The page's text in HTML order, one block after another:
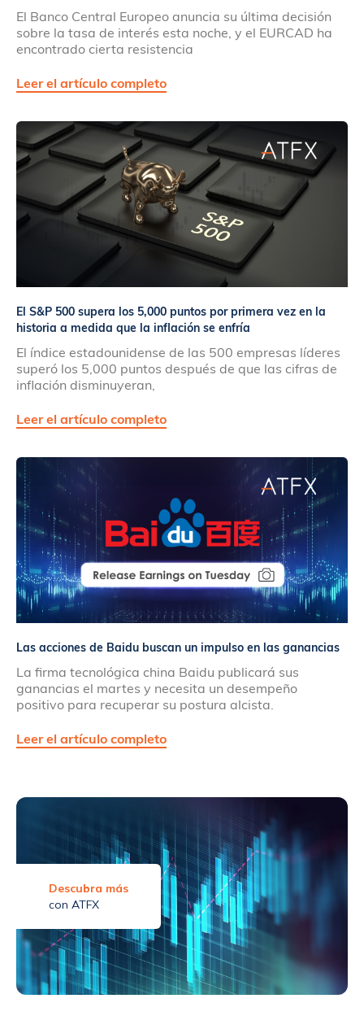
El Banco Central Europeo anuncia su última decisión
sobre la tasa de interés esta noche, y el EURCAD ha
encontrado cierta resistencia
Leer el artículo completo
El S&P 500 supera los 5,000 puntos por primera vez en la
historia a medida que la inflación se enfría
El índice estadounidense de las 500 empresas líderes
superó los 5,000 puntos después de que las cifras de
inflación disminuyeran,
Leer el artículo completo
Las acciones de Baidu buscan un impulso en las ganancias
La firma tecnológica china Baidu publicará sus
ganancias el martes y necesita un desempeño
positivo para recuperar su postura alcista.
Leer el artículo completo
Descubra más
con ATFX